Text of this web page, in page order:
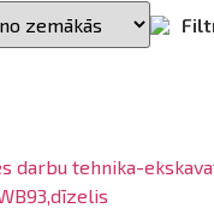
darbu tehnika-